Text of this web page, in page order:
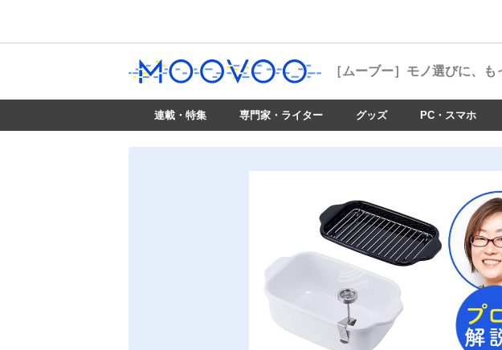
［ムーブー］ モノ選びに、も
連載・特集 専門家・ライター グッズ PC・スマホ